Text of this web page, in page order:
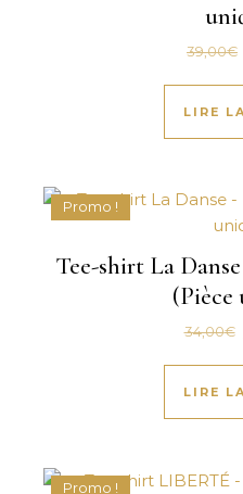
39,00€
LIRE
Promo !
Tee-shirt La
(Pièce
34,00€
LIRE
Promo !